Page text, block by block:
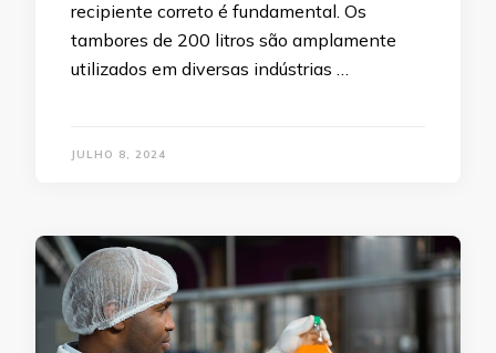
recipiente correto é fundamental. Os
tambores de 200 litros são amplamente
utilizados em diversas indústrias …
JULHO 8, 2024